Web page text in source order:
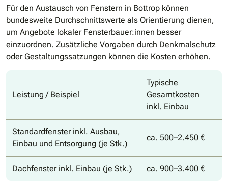
Für den Austausch von Fenstern in Bottrop können
bundesweite Durchschnittswerte als Orientierung dienen,
um Angebote lokaler Fensterbauer:innen besser
einzuordnen. Zusätzliche Vorgaben durch Denkmalschutz
oder Gestaltungssatzungen können die Kosten erhöhen.
Leistung / Beispiel
Typische
Gesamtkosten
inkl. Einbau
Standardfenster inkl. Ausbau,
Einbau und Entsorgung (je Stk.)
ca. 500–2.450 €
Dachfenster inkl. Einbau (je Stk.) ca. 900–3.400 €